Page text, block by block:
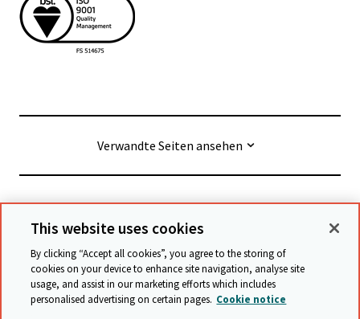
Verwandte Seiten ansehen
© Cambridge University Press & Assessment
Geschäftsbedingungen
Datenschutz
Erklärung zur Barrierefreiheit
This website uses cookies
By clicking “Accept all cookies”, you agree to the storing of
cookies on your device to enhance site navigation, analyse site
usage, and assist in our marketing efforts which includes
personalised advertising on certain pages. Cookie notice